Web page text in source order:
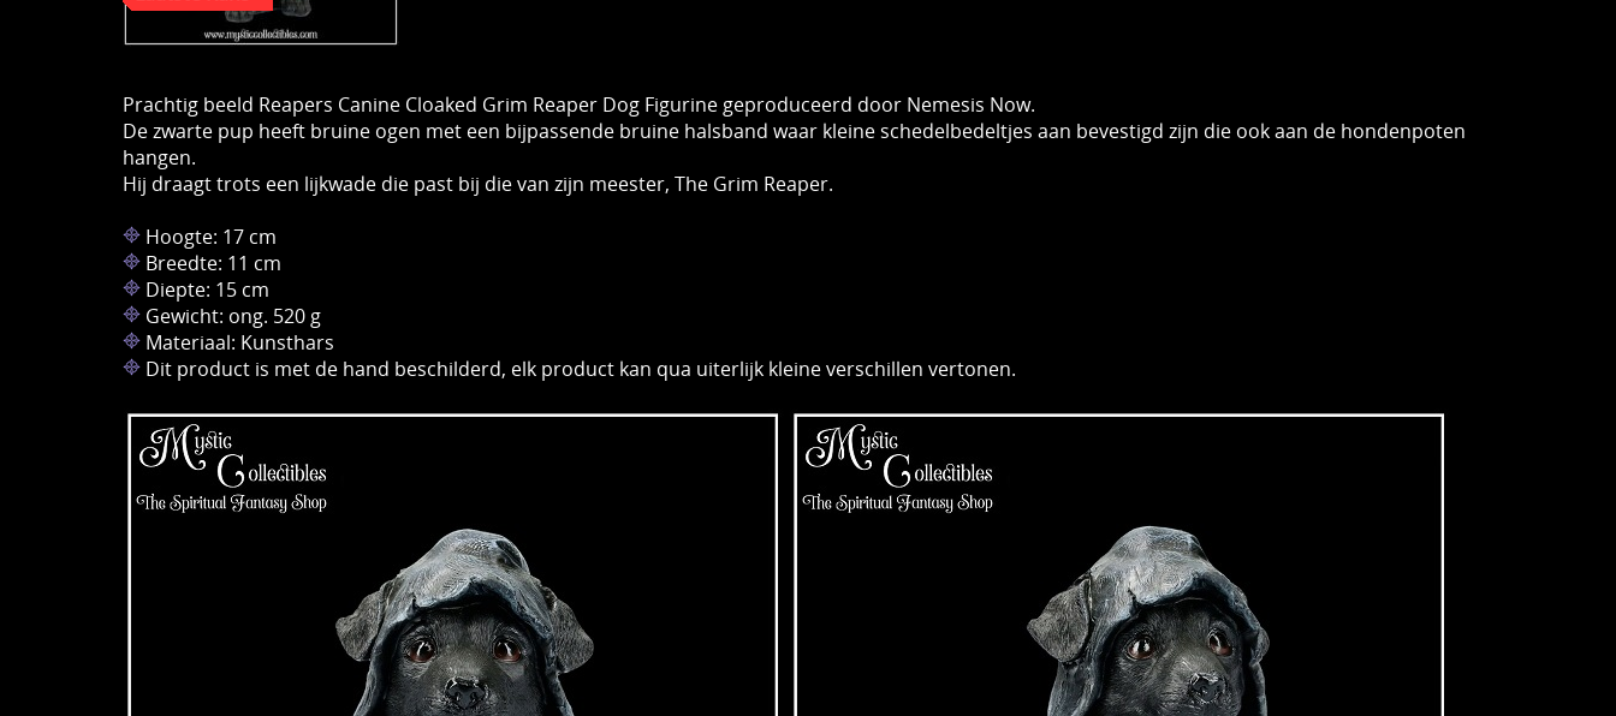
Prachtig beeld Reapers Canine Cloaked Grim Reaper Dog Figurine geproduceerd door Nemesis Now.
De zwarte pup heeft bruine ogen met een bijpassende bruine halsband waar kleine schedelbedeltjes aan bevestigd zijn die ook aan de hondenpoten
hangen.
Hij draagt ​​trots een lijkwade die past bij die van zijn meester, The Grim Reaper.
Hoogte: 17 cm
Breedte: 11 cm
Diepte: 15 cm
Gewicht: ong. 520 g
Materiaal: Kunsthars
Dit product is met de hand beschilderd, elk product kan qua uiterlijk kleine verschillen vertonen.